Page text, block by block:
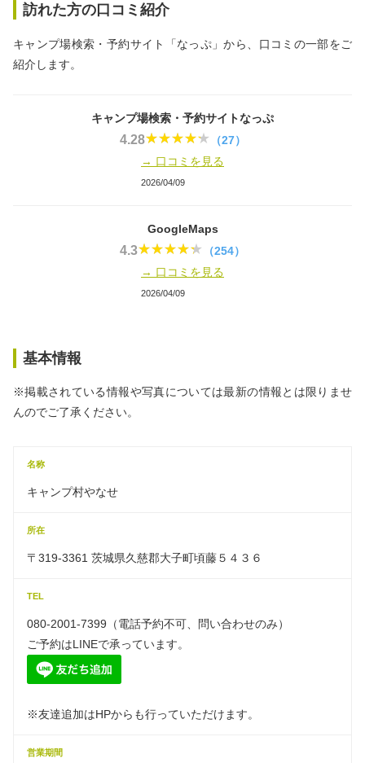
訪れた方の口コミ紹介
キャンプ場検索・予約サイト「なっぷ」から、口コミの一部をご
紹介します。
キャンプ場検索・予約サイトなっぷ
4.28
（27）
→ 口コミを見る
2026/04/09
GoogleMaps
4.3
（254）
→ 口コミを見る
2026/04/09
基本情報
※掲載されている情報や写真については最新の情報とは限りませ
んのでご了承ください。
名称
キャンプ村やなせ
所在
〒319-3361 茨城県久慈郡大子町頃藤５４３６
TEL
080-2001-7399（電話予約不可、問い合わせのみ）
ご予約はLINEで承っています。
※友達追加はHPからも行っていただけます。
営業期間